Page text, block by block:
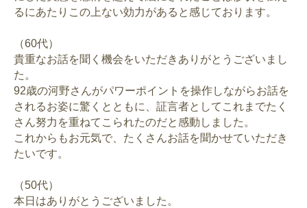
るにあたりこの上ない効力があると感じております。
（60代）
貴重なお話を聞く機会をいただきありがとうございまし
た。
92歳の河野さんがパワーポイントを操作しながらお話を
されるお姿に驚くとともに、証言者としてこれまでたく
さん努力を重ねてこられたのだと感動しました。
これからもお元気で、たくさんお話を聞かせていただき
たいです。
（50代）
本日はありがとうございました。